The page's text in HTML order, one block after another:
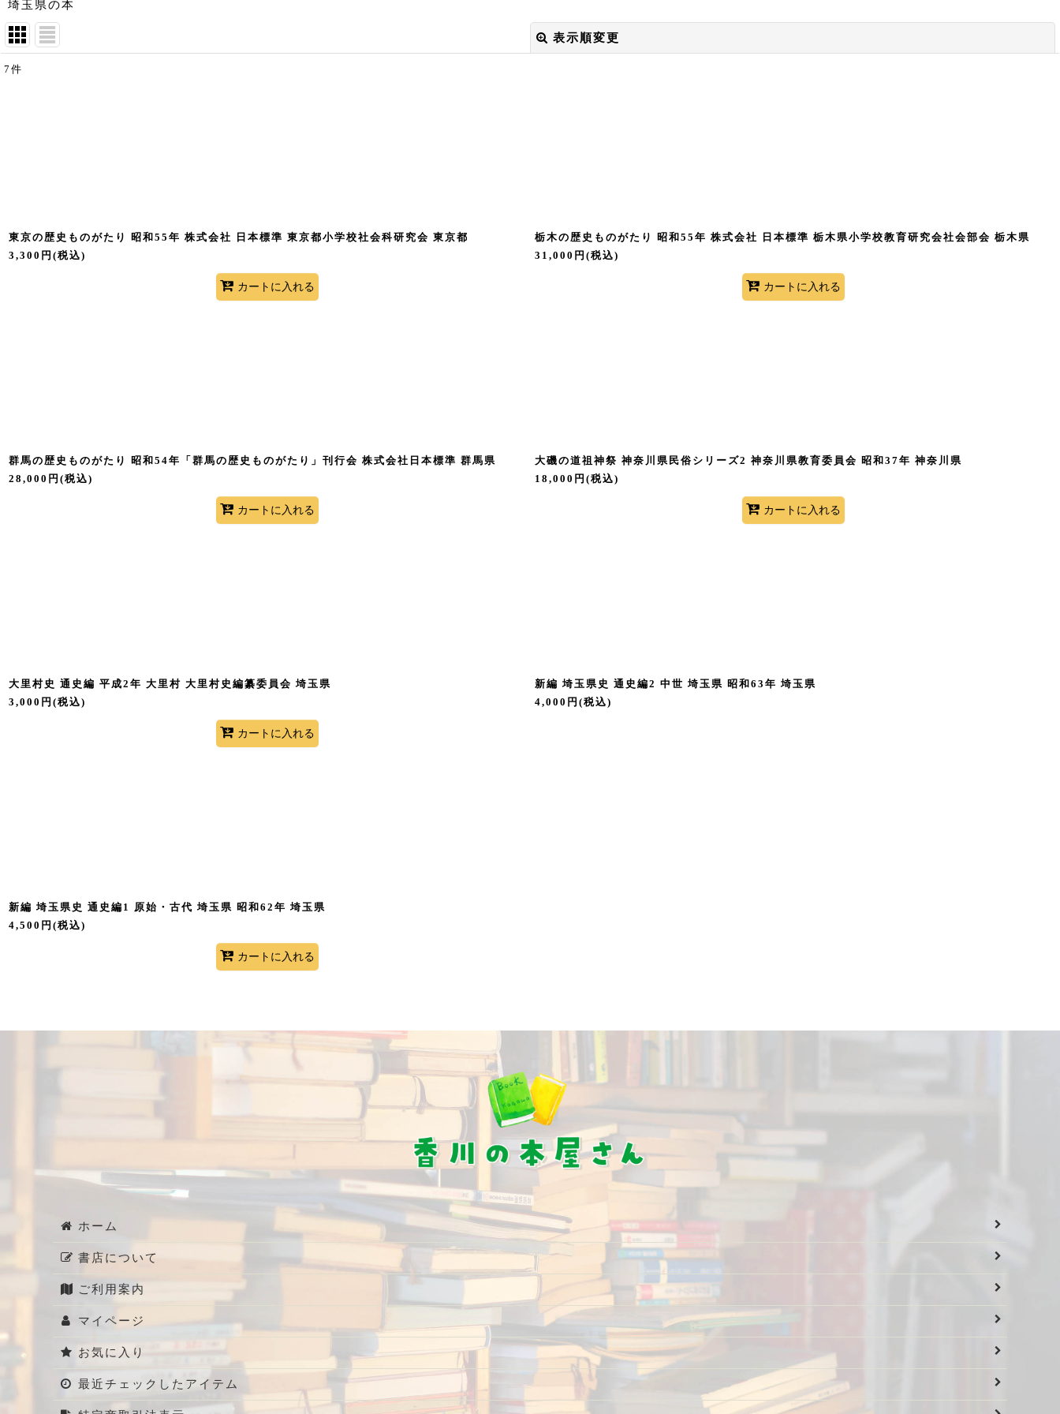
埼玉県の本
表示順変更
7 件
東京の歴史ものがたり 昭和55年 株式会社 日本標準 東京都小学校社会科研究会 東京都
3,300 円 (税込)
カートに入れる
栃木の歴史ものがたり 昭和55年 株式会社 日本標準 栃木県小学校教育研究会社会部会 栃木県
31,000 円 (税込)
カートに入れる
群馬の歴史ものがたり 昭和54年「群馬の歴史ものがたり」刊行会 株式会社日本標準 群馬県
28,000 円 (税込)
カートに入れる
大磯の道祖神祭 神奈川県民俗シリーズ2 神奈川県教育委員会 昭和37年 神奈川県
18,000 円 (税込)
カートに入れる
大里村史 通史編 平成2年 大里村 大里村史編纂委員会 埼玉県
3,000 円 (税込)
カートに入れる
新編 埼玉県史 通史編2 中世 埼玉県 昭和63年 埼玉県
4,000 円 (税込)
新編 埼玉県史 通史編1 原始・古代 埼玉県 昭和62年 埼玉県
4,500 円 (税込)
カートに入れる
ホーム
書店について
ご利用案内
マイページ
お気に入り
最近チェックしたアイテム